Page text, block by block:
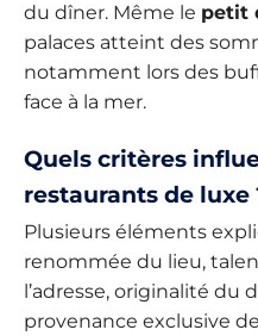
du dîner. Même le petit
palaces atteint des
notamment lors des
face à la mer.
Quels critères
restaurants de luxe
Plusieurs éléments
renommée du lieu,
l’adresse, originalité du
provenance exclusive